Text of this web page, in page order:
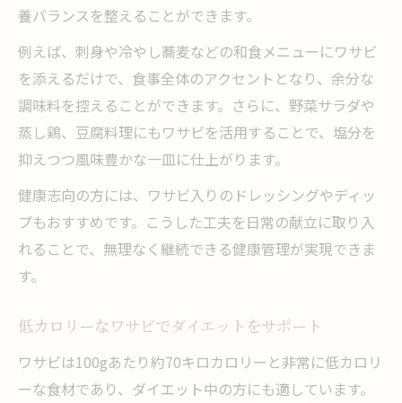
養バランスを整えることができます。
例えば、刺身や冷やし蕎麦などの和食メニューにワサビ
を添えるだけで、食事全体のアクセントとなり、余分な
調味料を控えることができます。さらに、野菜サラダや
蒸し鶏、豆腐料理にもワサビを活用することで、塩分を
抑えつつ風味豊かな一皿に仕上がります。
健康志向の方には、ワサビ入りのドレッシングやディッ
プもおすすめです。こうした工夫を日常の献立に取り入
れることで、無理なく継続できる健康管理が実現できま
す。
低カロリーなワサビでダイエットをサポート
ワサビは100gあたり約70キロカロリーと非常に低カロリ
ーな食材であり、ダイエット中の方にも適しています。